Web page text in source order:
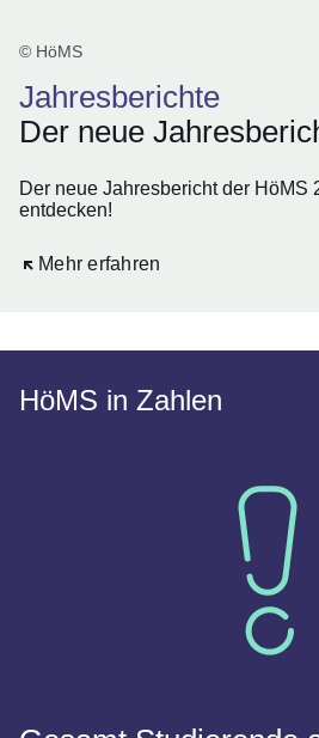
© HöMS
Jahresberichte
Der neue
Der neue Jahresbericht der HöMS
entdecken!
Mehr erfahren
Öffnet sich in einem neuen Fenster
HöMS in Zahlen